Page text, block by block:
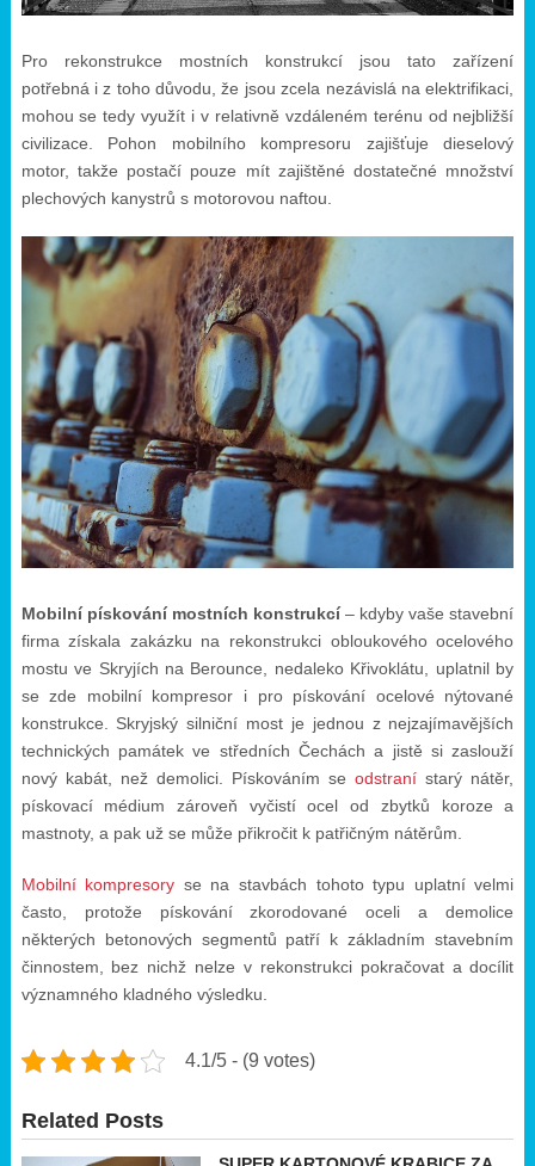
Pro rekonstrukce mostních konstrukcí jsou tato zařízení
potřebná i z toho důvodu, že jsou zcela nezávislá na elektrifikaci,
mohou se tedy využít i v relativně vzdáleném terénu od nejbližší
civilizace. Pohon mobilního kompresoru zajišťuje dieselový
motor, takže postačí pouze mít zajištěné dostatečné množství
plechových kanystrů s motorovou naftou.
Mobilní pískování mostních konstrukcí– kdyby vaše stavební
firma získala zakázku na rekonstrukci obloukového ocelového
mostu ve Skryjích na Berounce, nedaleko Křivoklátu, uplatnil by
se zde mobilní kompresor i pro pískování ocelové nýtované
konstrukce. Skryjský silniční most je jednou z nejzajímavějších
technických památek ve středních Čechách a jistě si zaslouží
nový kabát, než demolici. Pískováním se odstraní starý nátěr,
pískovací médium zároveň vyčistí ocel od zbytků koroze a
mastnoty, a pak už se může přikročit k patřičným nátěrům.
Mobilní kompresory se na stavbách tohoto typu uplatní velmi
často, protože pískování zkorodované oceli a demolice
některých betonových segmentů patří k základním stavebním
činnostem, bez nichž nelze v rekonstrukci pokračovat a docílit
významného kladného výsledku.
4.1/5 - (9 votes)
Related Posts